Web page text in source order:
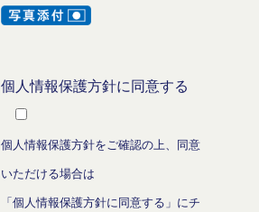
個人情報保護方針に同意する
個人情報保護方針をご確認の上、同意
いただける場合は
「個人情報保護方針に同意する」にチ